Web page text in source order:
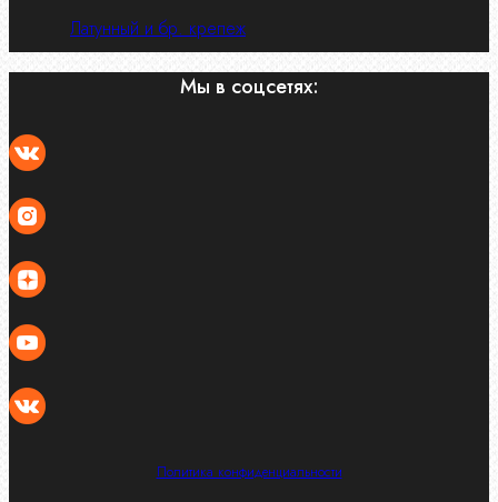
Латунный и бр. крепеж
Мы в соцсетях:
Политика конфиденциальности